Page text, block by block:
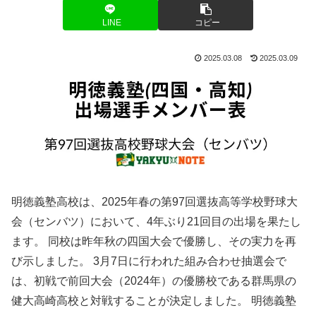
LINE コピー
2025.03.08 2025.03.09
​明徳義塾高校は、2025年春の第97回選抜高等学校野球大
会（センバツ）において、4年ぶり21回目の出場を果たし
ます。 ​同校は昨年秋の四国大会で優勝し、その実力を再
び示しました。 ​3月7日に行われた組み合わせ抽選会で
は、初戦で前回大会（2024年）の優勝校である群馬県の
健大高崎高校と対戦することが決定しました。 ​明徳義塾